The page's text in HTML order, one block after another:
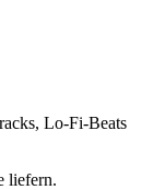
Lo-Fi-Beats
liefern.